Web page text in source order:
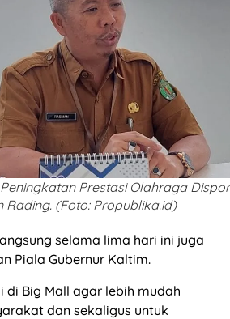
Prestasi Olahraga
Rading. (Foto: Propublika.id)
selama lima hari ini juga
Piala Gubernur Kaltim.
di Big Mall agar lebih mudah
dan sekaligus untuk